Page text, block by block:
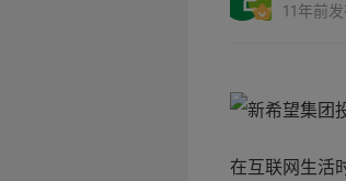
11年前
在互联网生活